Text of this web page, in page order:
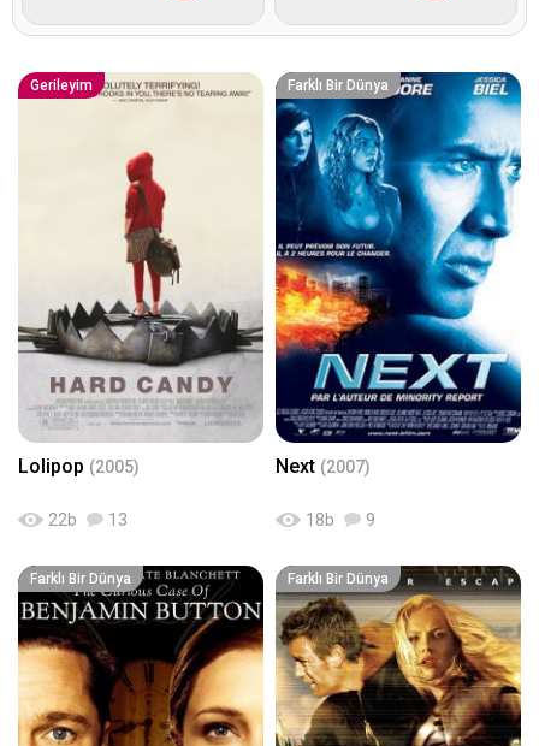
Gerileyim
Lolipop (2005)
22b 13
Farklı Bir Dünya
Next (2007)
18b 9
Farklı Bir Dünya Farklı Bir Dünya